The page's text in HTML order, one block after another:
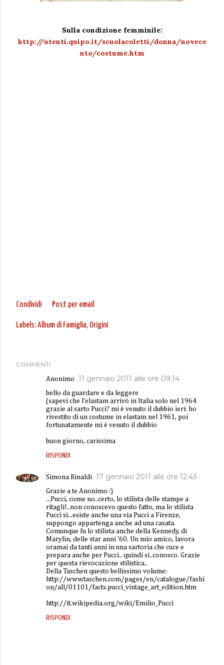
Sulla condizione femminile:
http://utenti.quipo.it/scuolacoletti/donna/novece
nto/costume.htm
Condividi Post per email
Labels:Album di Famiglia Origini
COMMENTI
Anonimo 11 gennaio 2011 alle ore 09:14
bello da guardare e da leggere
(sapevi che l'elastam arrivò in Italia solo nel 1964
grazie al sarto Pucci? mi è venuto il dubbio ieri: ho
rivestito di un costume in elastam nel 1961, poi
fortunatamente mi è venuto il dubbio
buon giorno, carissima
RISPONDI
Simona Rinaldi 17 gennaio 2011 alle ore 12:43
Grazie a te Anonimo :)
...Pucci, come no..certo, lo stilista delle stampe a
ritagli!..non conoscevo questo fatto, ma lo stilista
Pucci sì...esiste anche una via Pucci a Firenze,
suppongo appartenga anche ad una casata.
Comunque fu lo stilista anche della Kennedy, di
Marylin, delle star anni '60. Un mio amico, lavora
oramai da tanti anni in una sartoria che cuce e
prepara anche per Pucci.. quindi sì..conosco. Grazie
per questa rievocazione stilistica..
Della Taschen questo bellissimo volume:
http://www.taschen.com/pages/en/catalogue/fashi
on/all/01101/facts.pucci_vintage_art_edition.htm
http://it.wikipedia.org/wiki/Emilio_Pucci
RISPONDI